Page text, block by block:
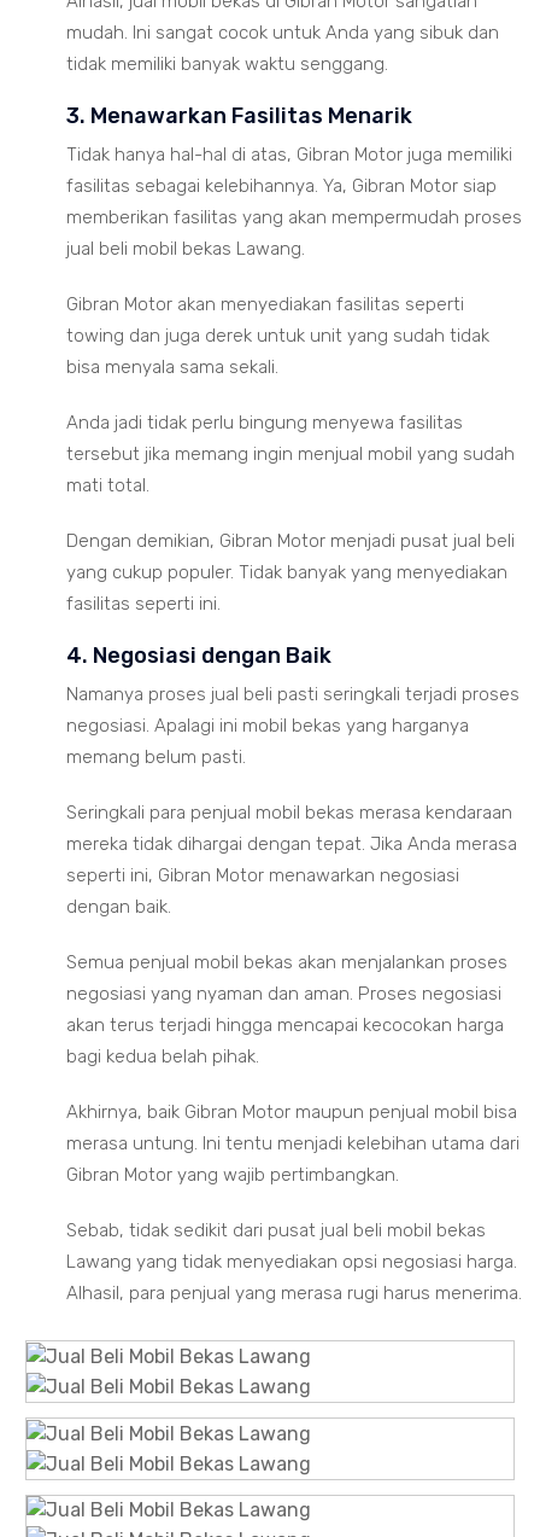
mudah. Ini sangat cocok untuk Anda yang sibuk dan
tidak memiliki banyak waktu senggang.
3. Menawarkan Fasilitas Menarik
Tidak hanya hal-hal di atas, Gibran Motor juga memiliki
fasilitas sebagai kelebihannya. Ya, Gibran Motor siap
memberikan fasilitas yang akan mempermudah proses
jual beli mobil bekas Lawang.
Gibran Motor akan menyediakan fasilitas seperti
towing dan juga derek untuk unit yang sudah tidak
bisa menyala sama sekali.
Anda jadi tidak perlu bingung menyewa fasilitas
tersebut jika memang ingin menjual mobil yang sudah
mati total.
Dengan demikian, Gibran Motor menjadi pusat jual beli
yang cukup populer. Tidak banyak yang menyediakan
fasilitas seperti ini.
4. Negosiasi dengan Baik
Namanya proses jual beli pasti seringkali terjadi proses
negosiasi. Apalagi ini mobil bekas yang harganya
memang belum pasti.
Seringkali para penjual mobil bekas merasa kendaraan
mereka tidak dihargai dengan tepat. Jika Anda merasa
seperti ini, Gibran Motor menawarkan negosiasi
dengan baik.
Semua penjual mobil bekas akan menjalankan proses
negosiasi yang nyaman dan aman. Proses negosiasi
akan terus terjadi hingga mencapai kecocokan harga
bagi kedua belah pihak.
Akhirnya, baik Gibran Motor maupun penjual mobil bisa
merasa untung. Ini tentu menjadi kelebihan utama dari
Gibran Motor yang wajib pertimbangkan.
Sebab, tidak sedikit dari pusat jual beli mobil bekas
Lawang yang tidak menyediakan opsi negosiasi harga.
Alhasil, para penjual yang merasa rugi harus menerima.